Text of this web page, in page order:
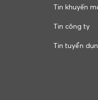
Tin khuyến
Tin công ty
Tin tuyển